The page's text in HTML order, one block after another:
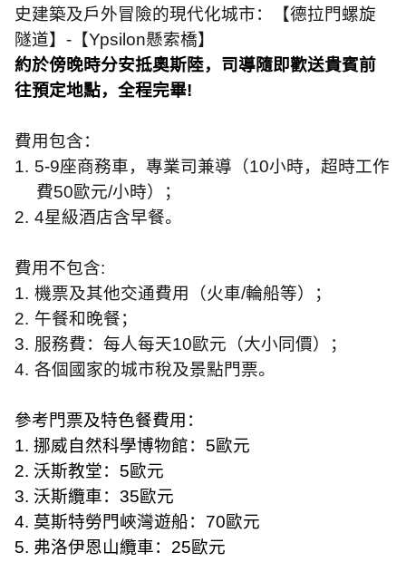
史建築及戶外冒險的現代化城市：【德拉門螺旋
隧道】 - 【Ypsilon懸索橋】
約於傍晚時分安抵奧斯陸，司導隨即歡送貴賓前
往預定地點，全程完畢!
費用包含：
1. 5-9座商務車，專業司兼導（10小時，超時工作
費50歐元/小時）；
2. 4星級酒店含早餐。
費用不包含:
1. 機票及其他交通費用（火車/輪船等）；
2. 午餐和晚餐；
3. 服務費：每人每天10歐元（大小同價）；
4. 各個國家的城市稅及景點門票。
參考門票及特色餐費用：
1. 挪威自然科學博物館： 5歐元
2. 沃斯教堂： 5歐元
3. 沃斯纜車： 35歐元
4. 莫斯特勞門峽灣遊船： 70歐元
5. 弗洛伊恩山纜車： 25歐元